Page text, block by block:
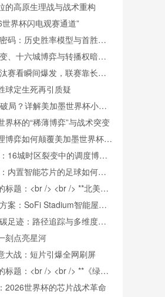
的高原生理战与战术重构
界杯闪电观赛通道”
码：历史胜率模型与首胜触
、十六城博弈与转播权暗战
赛看瞬间爆发，联赛靠长线
球定生死再引质疑
局？详解美加墨世界杯小组
杯的“稀薄博弈”与战术突变
博弈如何颠覆美加墨世界杯门
16城时区裂变中的调度博弈
内置智能芯片的足球如何精
标题：<br /> <br /> **北美世
同：美加墨三国检疫标准冲
案：SoFi Stadium智能屋顶
足迹：路径追踪与多维度排
刻点亮星河
大战：短片引爆全网刷屏
标题：<br /> <br /> **《绿茵
事与跨文化对话》**
2026世界杯的芯片战术革命